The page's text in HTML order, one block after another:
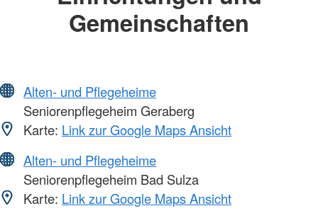
Gemeinschaften
Alten- und Pflegeheime
Seniorenpflegeheim Geraberg
Karte: Link zur Google Maps Ansicht
Alten- und Pflegeheime
Seniorenpflegeheim Bad Sulza
Karte: Link zur Google Maps Ansicht